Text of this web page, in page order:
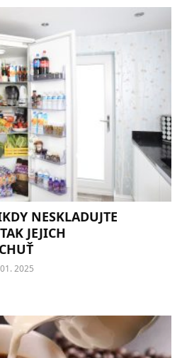
NESKLADUJTE
JEJICH
2025